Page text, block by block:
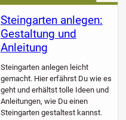
Steingarten anlegen:
Gestaltung und
Anleitung
Steingarten anlegen leicht
gemacht. Hier erfährst Du wie es
geht und erhältst tolle Ideen und
Anleitungen, wie Du einen
Steingarten gestaltest kannst.